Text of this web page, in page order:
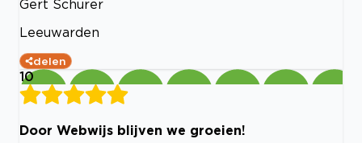
Gert Schurer
Leeuwarden
delen
10
Door Webwijs blijven we groeien!